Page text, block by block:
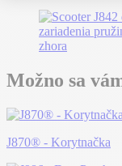
Možno sa
J870® - Korytnačka